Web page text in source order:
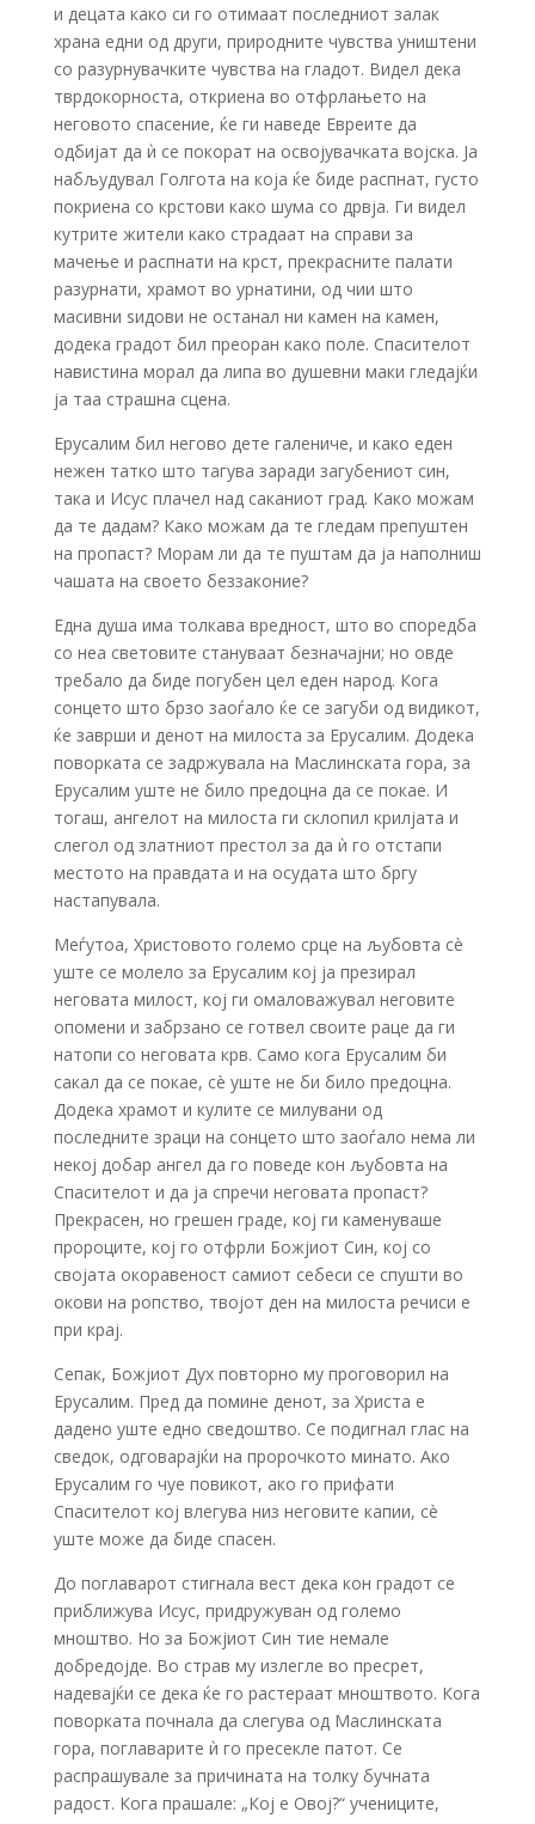
и децата како си го отимаат последниот залак
храна едни од други, природните чувства уништени
со разурнувачките чувства на гладот. Видел дека
тврдокорноста, откриена во отфрлањето на
неговото спасение, ќе ги наведе Евреите да
одбијат да ѝ се покорат на освојувачката војска. Ја
набљудувал Голгота на која ќе биде распнат, густо
покриена со крстови како шума со дрвја. Ги видел
кутрите жители како страдаат на справи за
мачење и распнати на крст, прекрасните палати
разурнати, храмот во урнатини, од чии што
масивни ѕидови не останал ни камен на камен,
додека градот бил преоран како поле. Спасителот
навистина морал да липа во душевни маки гледајќи
ја таа страшна сцена.
Ерусалим бил негово дете галениче, и како еден
нежен татко што тагува заради загубениот син,
така и Исус плачел над саканиот град. Како можам
да те дадам? Како можам да те гледам препуштен
на пропаст? Морам ли да те пуштам да ја наполниш
чашата на своето беззаконие?
Една душа има толкава вредност, што во споредба
со неа световите стануваат безначајни; но овде
требало да биде погубен цел еден народ. Кога
сонцето што брзо заоѓало ќе се загуби од видикот,
ќе заврши и денот на милоста за Ерусалим. Додека
поворката се задржувала на Маслинската гора, за
Ерусалим уште не било предоцна да се покае. И
тогаш, ангелот на милоста ги склопил крилјата и
слегол од златниот престол за да ѝ го отстапи
местото на правдата и на осудата што бргу
настапувала.
Меѓутоа, Христовото големо срце на љубовта сè
уште се молело за Ерусалим кој ја презирал
неговата милост, кој ги омаловажувал неговите
опомени и забрзано се готвел своите раце да ги
натопи со неговата крв. Само кога Ерусалим би
сакал да се покае, сè уште не би било предоцна.
Додека храмот и кулите се милувани од
последните зраци на сонцето што заоѓало нема ли
некој добар ангел да го поведе кон љубовта на
Спасителот и да ја спречи неговата пропаст?
Прекрасен, но грешен граде, кој ги каменуваше
пророците, кој го отфрли Божјиот Син, кој со
својата окоравеност самиот себеси се спушти во
окови на ропство, твојот ден на милоста речиси е
при крај.
Сепак, Божјиот Дух повторно му проговорил на
Ерусалим. Пред да помине денот, за Христа е
дадено уште едно сведоштво. Се подигнал глас на
сведок, одговарајќи на пророчкото минато. Ако
Ерусалим го чуе повикот, ако го прифати
Спасителот кој влегува низ неговите капии, сè
уште може да биде спасен.
До поглаварот стигнала вест дека кон градот се
приближува Исус, придружуван од големо
мноштво. Но за Божјиот Син тие немале
добредојде. Во страв му излегле во пресрет,
надевајќи се дека ќе го растераат мноштвото. Кога
поворката почнала да слегува од Маслинската
гора, поглаварите ѝ го пресекле патот. Се
распрашувале за причината на толку бучната
радост. Кога прашале: „Кој е Овој?“ учениците,